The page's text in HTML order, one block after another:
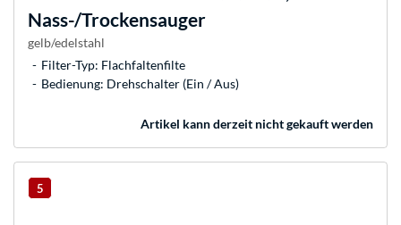
Nass-/Trockensauger
gelb/edelstahl
Filter-Typ: Flachfaltenfilte
Bedienung: Drehschalter (Ein / Aus)
Artikel kann derzeit nicht gekauft werden
5